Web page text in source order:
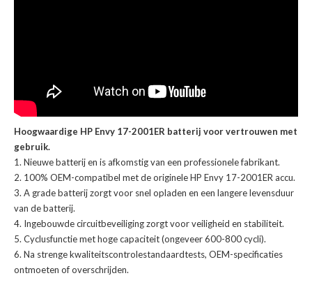
Hoogwaardige HP Envy 17-2001ER batterij voor vertrouwen met
gebruik.
Nieuwe batterij en is afkomstig van een professionele fabrikant.
100% OEM-compatibel met deoriginele HP Envy 17-2001ER accu.
A grade batterij zorgt voor snel opladen en een langere levensduur
van de batterij.
Ingebouwde circuitbeveiliging zorgt voor veiligheid en stabiliteit.
Cyclusfunctie met hoge capaciteit (ongeveer 600-800 cycli).
Na strenge kwaliteitscontrolestandaardtests, OEM-specificaties
ontmoeten of overschrijden.